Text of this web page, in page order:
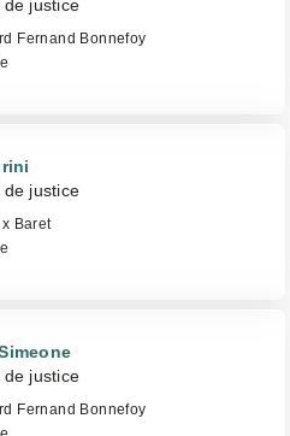
de justice
Fernand Bonnefoy
de justice
Baret
de justice
Fernand Bonnefoy